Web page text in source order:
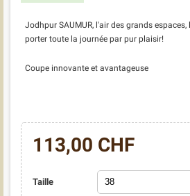
Jodhpur SAUMUR, l'air des grands
porter toute la journée par pur plaisir!
Coupe innovante et avantageuse
113,00 CHF
Taille